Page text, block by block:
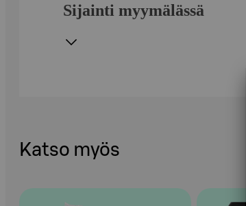
Sijainti myymälässä
Katso myös